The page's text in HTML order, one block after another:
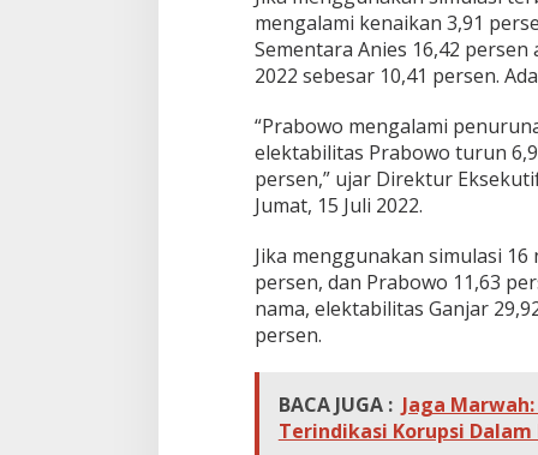
mengalami kenaikan 3,91
Sementara Anies 16,42
2022 sebesar 10,41 persen.
“Prabowo mengalami
elektabilitas Prabowo turun
persen,” ujar Direktur
Jumat, 15 Juli 2022.
Jika menggunakan simulasi 16
persen, dan Prabowo 11,63
nama, elektabilitas Ganjar
persen.
BACA JUGA : Jaga
Terindikasi Korupsi